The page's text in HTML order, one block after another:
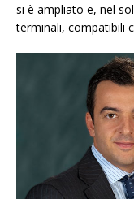
si è ampliato e, nel
terminali, compatibili